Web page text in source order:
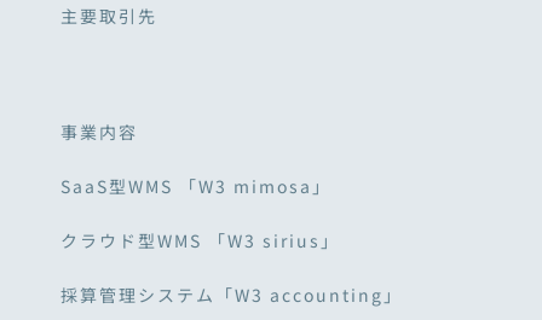
主要取引先
事業内容
SaaS型WMS 「W3 mimosa」
クラウド型WMS 「W3 sirius」
採算管理システム「W3 accounting」